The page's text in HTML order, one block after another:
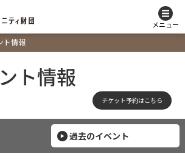
メニュー
ト情報
ト情報
チケット予約はこちら
過去のイベント